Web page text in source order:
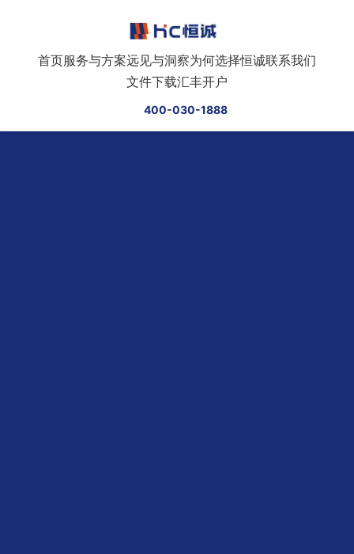
首页服务与方案远见与洞察为何选择恒诚联系我们
文件下载汇丰开户
400-030-1888